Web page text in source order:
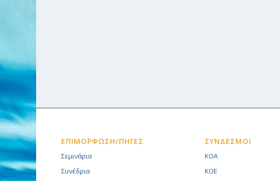
ΕΠΙΜΟΡΦΩΣΗ/ΠΗΓΕΣ
Σεμινάρια
Συνέδρια
ΣΥΝΔΕΣΜΟΙ
KOA
KOE